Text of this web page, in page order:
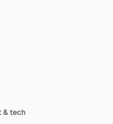
& tech